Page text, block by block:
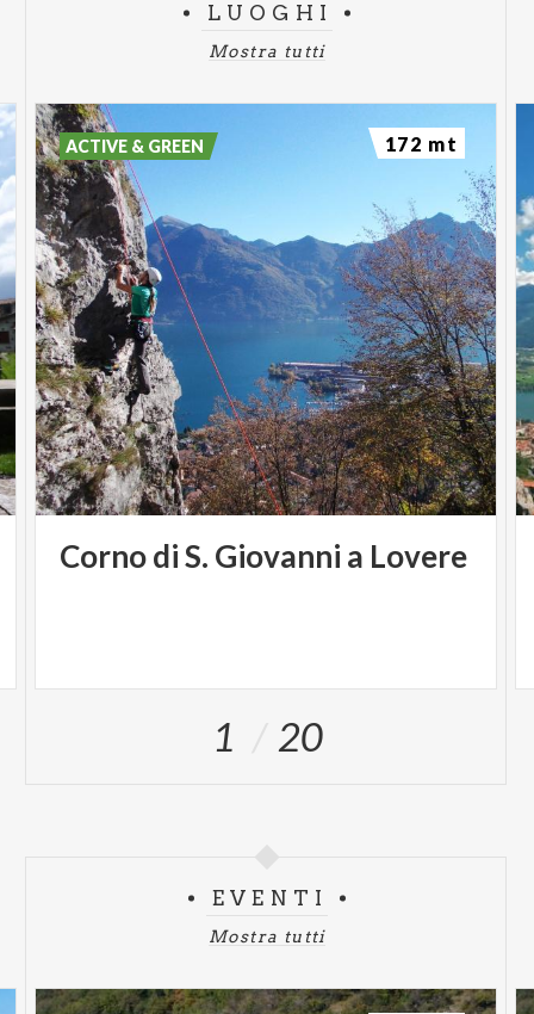
LUOGHI
Mostra tutti
CornodiS. Giovanni a Lovere
ACTIVE & GREEN 172 mt
1 20
EVENTI
Mostra tutti